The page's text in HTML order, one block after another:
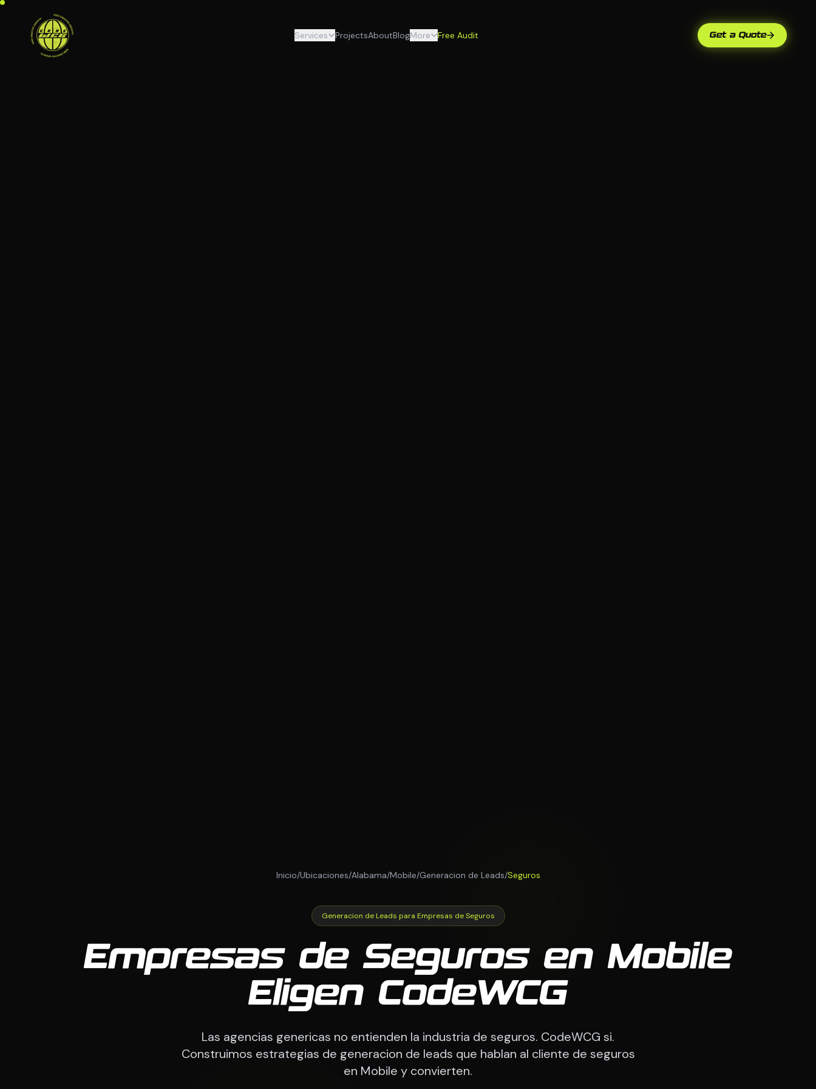
Services ProjectsAboutBlogMore Free Audit Get a Quote
Inicio/Ubicaciones/Alabama/Mobile/Generacion de Leads/Seguros
Generacion de Leads para Empresas de Seguros
Empresas de Seguros en Mobile
Eligen CodeWCG
Las agencias genericas no entienden la industria de seguros. CodeWCG si.
Construimos estrategias de generacion de leads que hablan al cliente de seguros
en Mobile y convierten.